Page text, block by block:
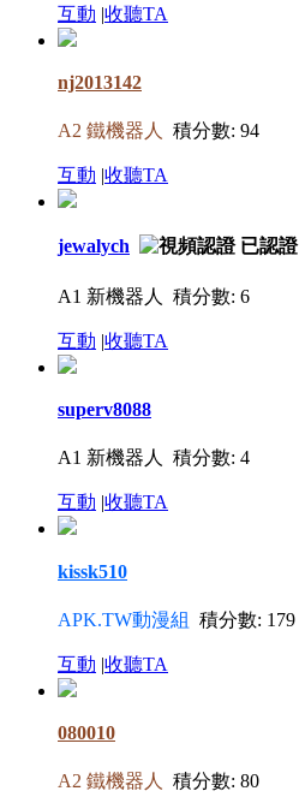
互動 |收聽TA
nj2013142
A2 鐵機器人 積分數: 94
互動 |收聽TA
jewalych
A1 新機器人 積分數: 6
互動 |收聽TA
superv8088
A1 新機器人 積分數: 4
互動 |收聽TA
kissk510
APK.TW動漫組 積分數: 179
互動 |收聽TA
080010
A2 鐵機器人 積分數: 80